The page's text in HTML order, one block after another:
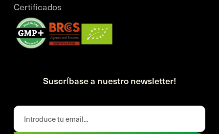
Certificados
Suscríbase a nuestro newsletter!